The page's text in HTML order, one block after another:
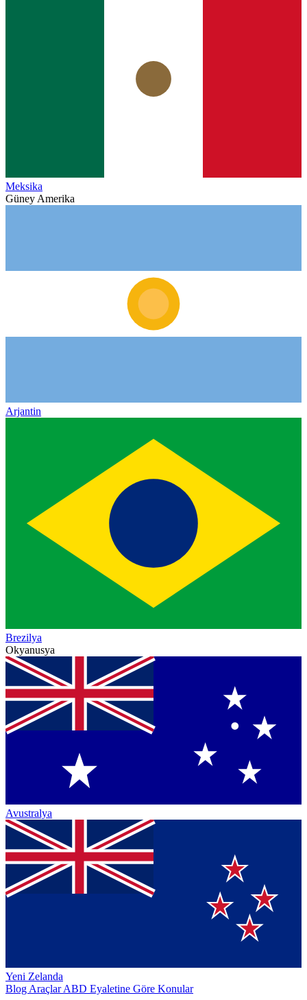
Meksika
Güney Amerika
Arjantin
Brezilya
Okyanusya
Avustralya
Yeni Zelanda
Blog AraçlarABD Eyaletine Göre Konular